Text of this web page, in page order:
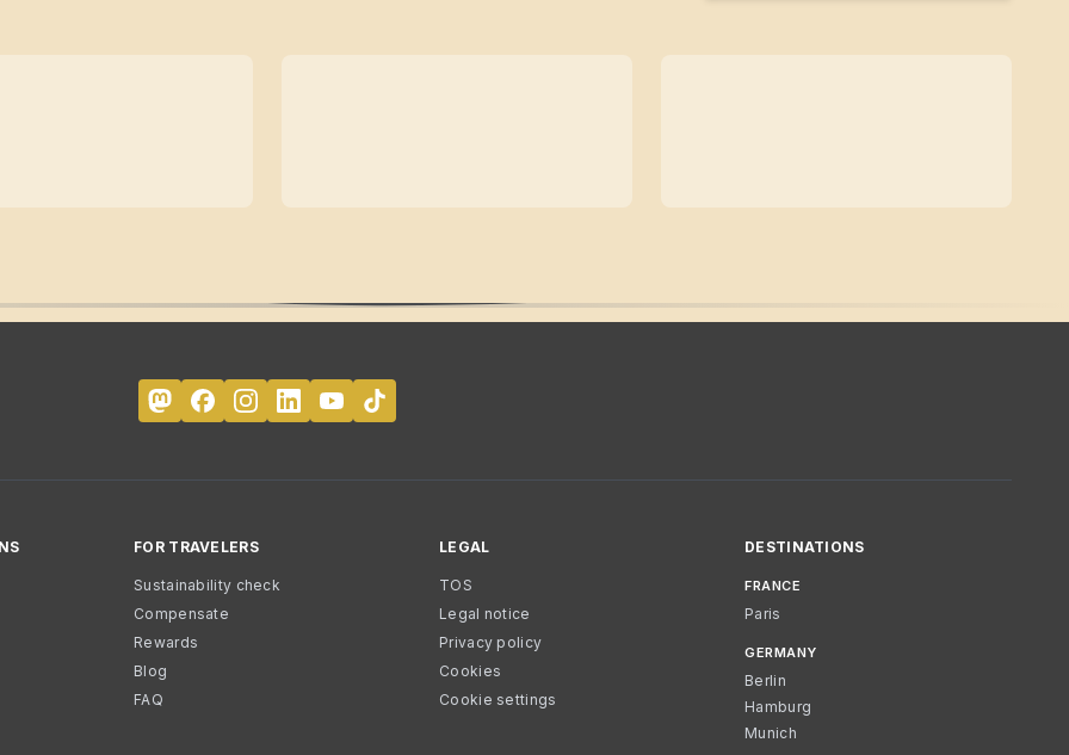
FOR TRAVELERS
Sustainability check
Compensate
Rewards
Blog
FAQ
LEGAL
TOS
Legal notice
Privacy policy
Cookies
Cookie settings
DESTINATIONS
FRANCE
Paris
GERMANY
Berlin
Hamburg
Munich